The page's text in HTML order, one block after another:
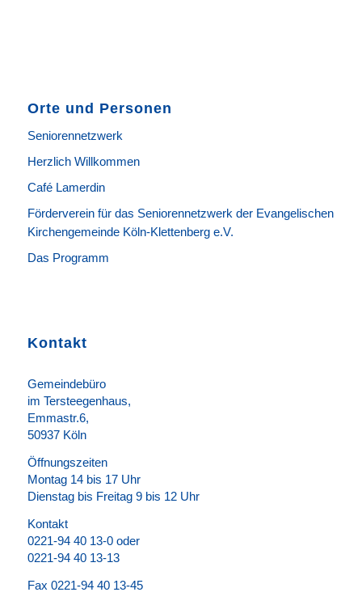
Orte und Personen
Seniorennetzwerk
Herzlich Willkommen
Café Lamerdin
Förderverein für das Seniorennetzwerk der Evangelischen
Kirchengemeinde Köln-Klettenberg e.V.
Das Programm
Kontakt
Gemeindebüro
im Tersteegenhaus,
Emmastr.6,
50937 Köln
Öffnungszeiten
Montag 14 bis 17 Uhr
Dienstag bis Freitag 9 bis 12 Uhr
Kontakt
0221-94 40 13-0 oder
0221-94 40 13-13
Fax 0221-94 40 13-45